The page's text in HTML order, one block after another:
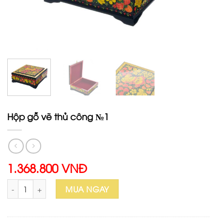
Hộp gỗ vẽ thủ công №1
1.368.800 VNĐ
Hộp gỗ vẽ thủ công №1 số lượng
MUA NGAY